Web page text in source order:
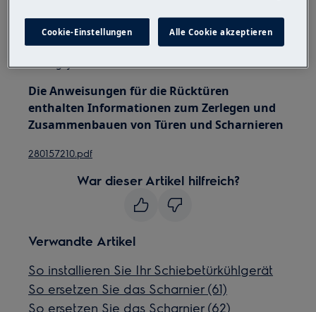
eine nicht professionelle Reparatur Sicherheitsfolgen
haben kann, wenn sie nicht ordnungsgemäß
durchgeführt wird
Die Anweisungen für die Rücktüren
enthalten Informationen zum Zerlegen und
Zusammenbauen von Türen und Scharnieren
280157210.pdf
War dieser Artikel hilfreich?
Verwandte Artikel
So installieren Sie Ihr Schiebetürkühlgerät
So ersetzen Sie das Scharnier (61)
So ersetzen Sie das Scharnier (62)
Cookie-Einstellungen Alle Cookie akzeptieren